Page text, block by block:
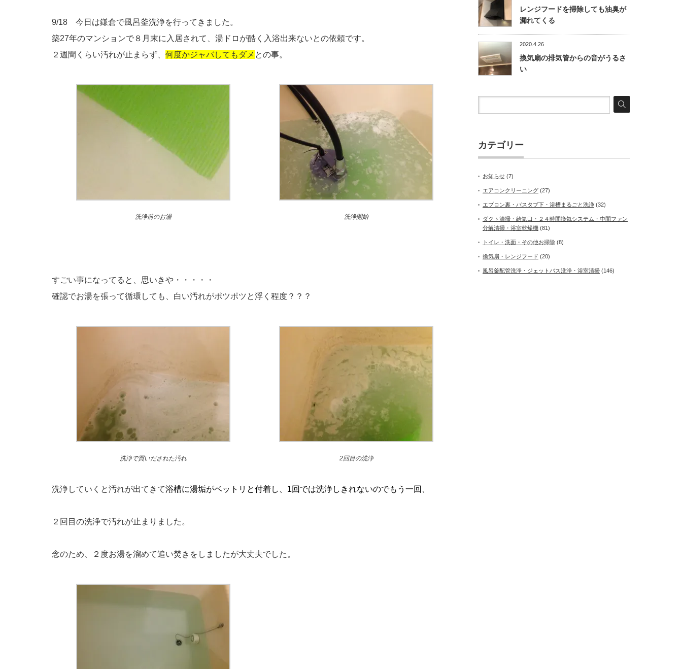
9/18 今日は鎌倉で風呂釜洗浄を行ってきました。
築27年のマンションで８月末に入居されて、湯ドロが酷く入浴出来ないとの依頼です。
２週間くらい汚れが止まらず、 何度かジャバしてもダメ との事。
洗浄前のお湯 洗浄開始
すごい事になってると、思いきや・・・・・
確認でお湯を張って循環しても、白い汚れがポツポツと浮く程度？？？
洗浄で買いだされた汚れ 2回目の洗浄
洗浄していくと汚れが出てきて浴槽に湯垢がベットリと付着し、1回では洗浄しきれないのでもう一回、
２回目の洗浄で汚れが止まりました。
念のため、２度お湯を溜めて追い焚きをしましたが大丈夫でした。
レンジフードを掃除しても油臭が
漏れてくる
2020.4.26
換気扇の排気管からの音がうるさ
い
カテゴリー
お知らせ (7)
エアコンクリーニング (27)
エプロン裏・バスタブ下・浴槽まるごと洗浄 (32)
ダクト清掃・給気口・２４時間換気システム・中間ファン
分解清掃・浴室乾燥機 (81)
トイレ・洗面・その他お掃除 (8)
換気扇・レンジフード (20)
風呂釜配管洗浄・ジェットバス洗浄・浴室清掃 (146)